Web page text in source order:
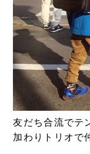
友だち合流でテ
加わりトリオで